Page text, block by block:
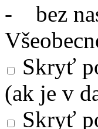
- bez
Skryť
(ak je v
Skryť